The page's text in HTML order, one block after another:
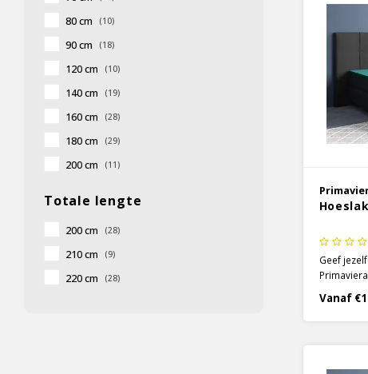
80 cm (10)
90 cm (18)
120 cm (10)
140 cm (19)
160 cm (28)
180 cm (29)
200 cm (11)
Totale lengte
200 cm (28)
210 cm (9)
220 cm (28)
Geef
in de
satijnen
katoen
Vanaf